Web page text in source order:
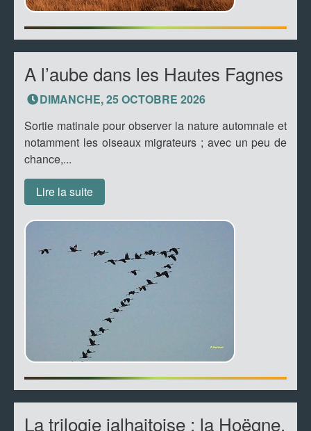
A l’aube dans les Hautes Fagnes
DIMANCHE, 25 OCTOBRE 2026
Sortie matinale pour observer la nature automnale et
notamment les oiseaux migrateurs ; avec un peu de
chance,...
Lire la suite
La trilogie jalhaitoise : la Hoëgne,